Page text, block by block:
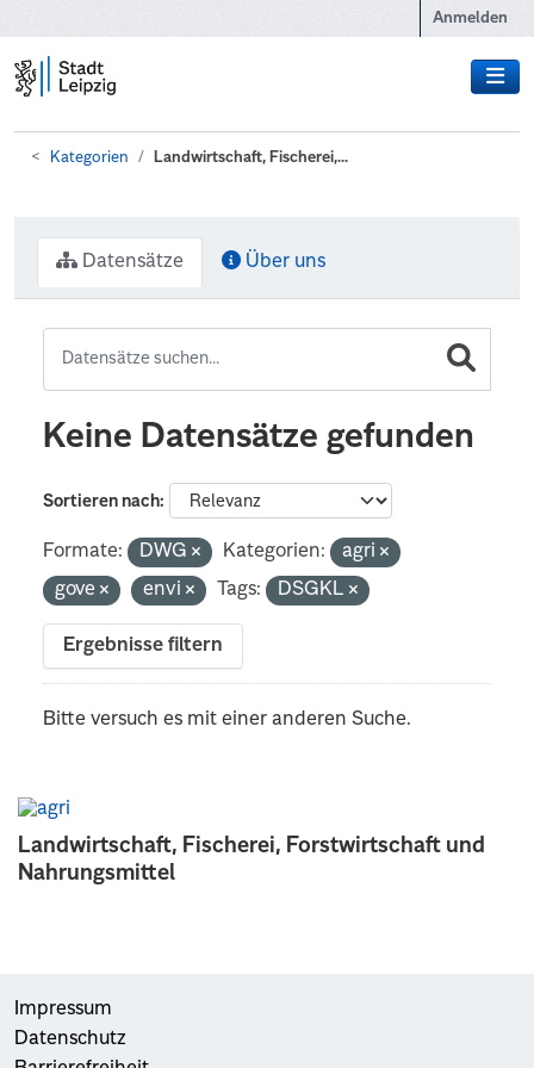
Anmelden
Kategorien Landwirtschaft, Fischerei,...
Landwirtschaft, Fischerei, Forstwirtschaft und
Nahrungsmittel
Datensätze Über uns
Keine Datensätze gefunden
Sortieren nach
Formate: DWG Kategorien:
agri
gove
envi Tags: DSGKL
Ergebnisse filtern
Bitte versuch es mit einer anderen Suche.
Impressum
Datenschutz